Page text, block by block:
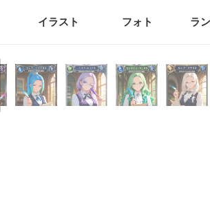
イラスト フォト ラ